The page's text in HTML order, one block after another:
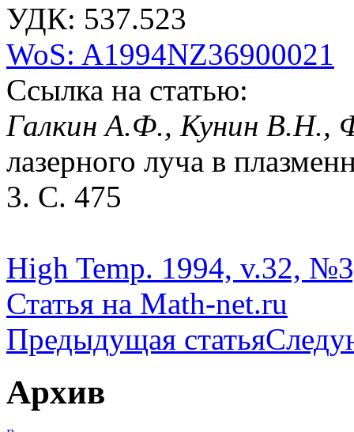
УДК: 537.523
WoS: A1994NZ36900021
Ссылка на статью:
Галкин А.Ф., Кунин В.Н.,
лазерного луча в
3. С. 475
High Temp. 1994, v.32,
Статья на Math-net.ru
Предыдущая статья
Архив